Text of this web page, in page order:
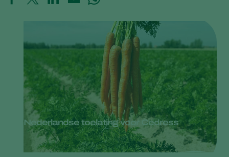
Nederlandse toelating voor Cedress